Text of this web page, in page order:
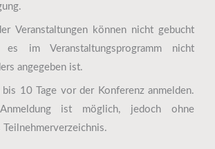
Veranstaltungen können nicht gebucht
im Veranstaltungsprogramm nicht
angegeben ist.
10 Tage vor der Konferenz anmelden.
ist möglich, jedoch ohne
Teilnehmerverzeichnis.